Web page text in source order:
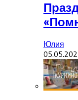
Юлия